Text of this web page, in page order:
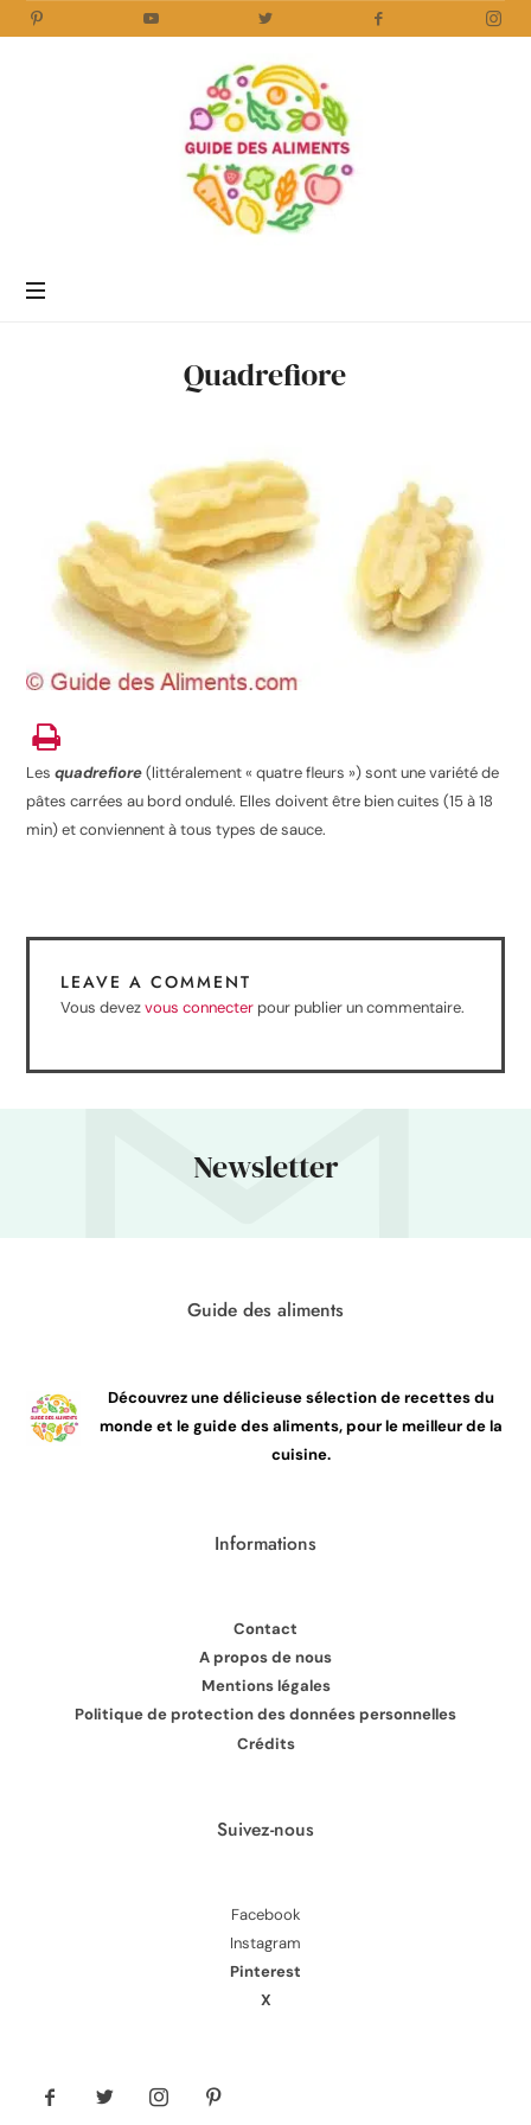
Aliments
www.guidedesaliments.comQuadrefiore
Lesquadrefiore(littéralement « quatre fleurs ») sont une variété de
pâtes carrées au bord ondulé. Elles doivent être bien cuites (15 à 18
min) et conviennent à tous types de sauce.
LEAVE A COMMENT
Vous devezvous connecter pour publier un commentaire.
Newsletter
Guide des aliments
Découvrez une délicieuse sélection de recettes du
monde et le guide des aliments, pour le meilleur de la
cuisine.
Informations
Contact
A propos de nous
Mentions légales
Politique de protection des données personnelles
Crédits
Suivez-nous
Facebook
Instagram
Pinterest
X